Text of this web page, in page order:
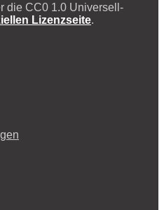
die CC0 1.0 Universell-
Lizenzseite.